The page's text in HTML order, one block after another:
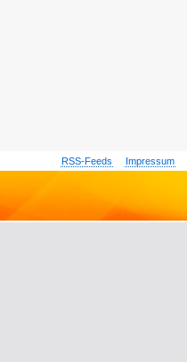
RSS-Feeds Impressum